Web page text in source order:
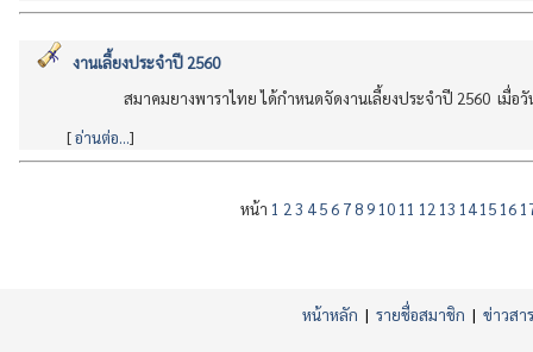
งานเลี้ยงประจำปี 2560
สมาคมยางพาราไทย ได้กำหนดจัดงานเลี้ยงประจำปี 2560 เ
[อ่านต่อ...]
หน้า 1 2 3 456 78 9 10 11 12 13 1415 16
หน้าหลัก | รายชื่อสมาชิก | ข่าวสาร